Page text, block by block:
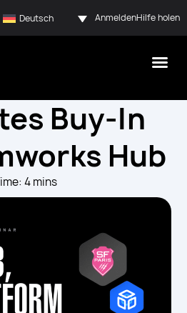
Deutsch AnmeldenHilfe holen
Buy-In
Hub
4 mins